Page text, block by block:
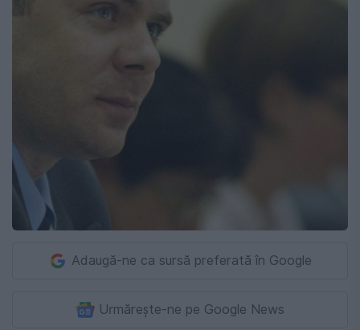
Adaugă-ne ca sursă preferată în Google
Urmărește-ne pe Google News